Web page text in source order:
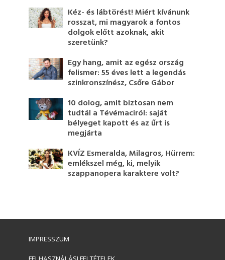
Kéz- és lábtörést! Miért kívánunk
rosszat, mi magyarok a fontos
dolgok előtt azoknak, akit
szeretünk?
Egy hang, amit az egész ország
felismer: 55 éves lett a legendás
szinkronszínész, Csőre Gábor
10 dolog, amit biztosan nem
tudtál a Tévémaciról: saját
bélyeget kapott és az űrt is
megjárta
KVÍZ Esmeralda, Milagros, Hürrem:
emlékszel még, ki, melyik
szappanopera karaktere volt?
IMPRESSZUM